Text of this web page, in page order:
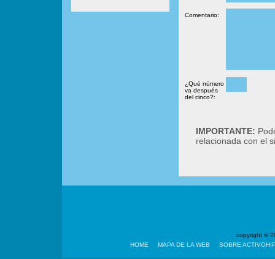
Comentario:
¿Qué número
va después
del cinco?:
IMPORTANTE:
relacionada con el
copyright ©
HOME
MAPA DE LA WEB SOBRE